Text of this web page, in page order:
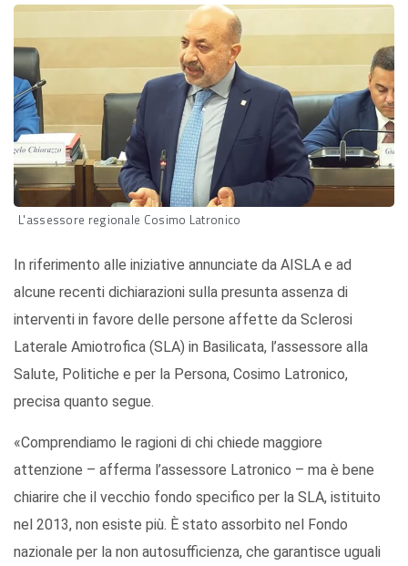
L'assessore regionale Cosimo Latronico
In riferimento alle iniziative annunciate da AISLA e ad
alcune recenti dichiarazioni sulla presunta assenza di
interventi in favore delle persone affette da Sclerosi
Laterale Amiotrofica (SLA) in Basilicata, l’assessore alla
Salute, Politiche e per la Persona, Cosimo Latronico,
precisa quanto segue.
«Comprendiamo le ragioni di chi chiede maggiore
attenzione – afferma l’assessore Latronico – ma è bene
chiarire che il vecchio fondo specifico per la SLA, istituito
nel 2013, non esiste più. È stato assorbito nel Fondo
nazionale per la non autosufficienza, che garantisce uguali